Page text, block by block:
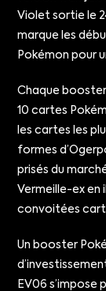
Violet sortie le
marque les
Pokémon pour
Chaque
10 cartes
les cartes les
formes
prisés du
Vermeille-ex en
convoitées
Un booster
EV06